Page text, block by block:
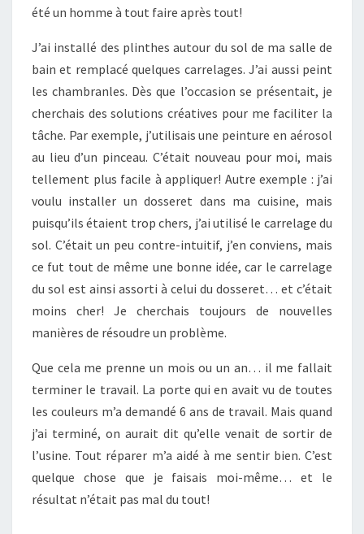
été un homme à tout faire après tout!
J’ai installé des plinthes autour du sol de ma salle de
bain et remplacé quelques carrelages. J’ai aussi peint
les chambranles. Dès que l’occasion se présentait, je
cherchais des solutions créatives pour me faciliter la
tâche. Par exemple, j’utilisais une peinture en aérosol
au lieu d’un pinceau. C’était nouveau pour moi, mais
tellement plus facile à appliquer! Autre exemple : j’ai
voulu installer un dosseret dans ma cuisine, mais
puisqu’ils étaient trop chers, j’ai utilisé le carrelage du
sol. C’était un peu contre-intuitif, j’en conviens, mais
ce fut tout de même une bonne idée, car le carrelage
du sol est ainsi assorti à celui du dosseret… et c’était
moins cher! Je cherchais toujours de nouvelles
manières de résoudre un problème.
Que cela me prenne un mois ou un an… il me fallait
terminer le travail. La porte qui en avait vu de toutes
les couleurs m’a demandé 6 ans de travail. Mais quand
j’ai terminé, on aurait dit qu’elle venait de sortir de
l’usine. Tout réparer m’a aidé à me sentir bien. C’est
quelque chose que je faisais moi-même… et le
résultat n’était pas mal du tout!